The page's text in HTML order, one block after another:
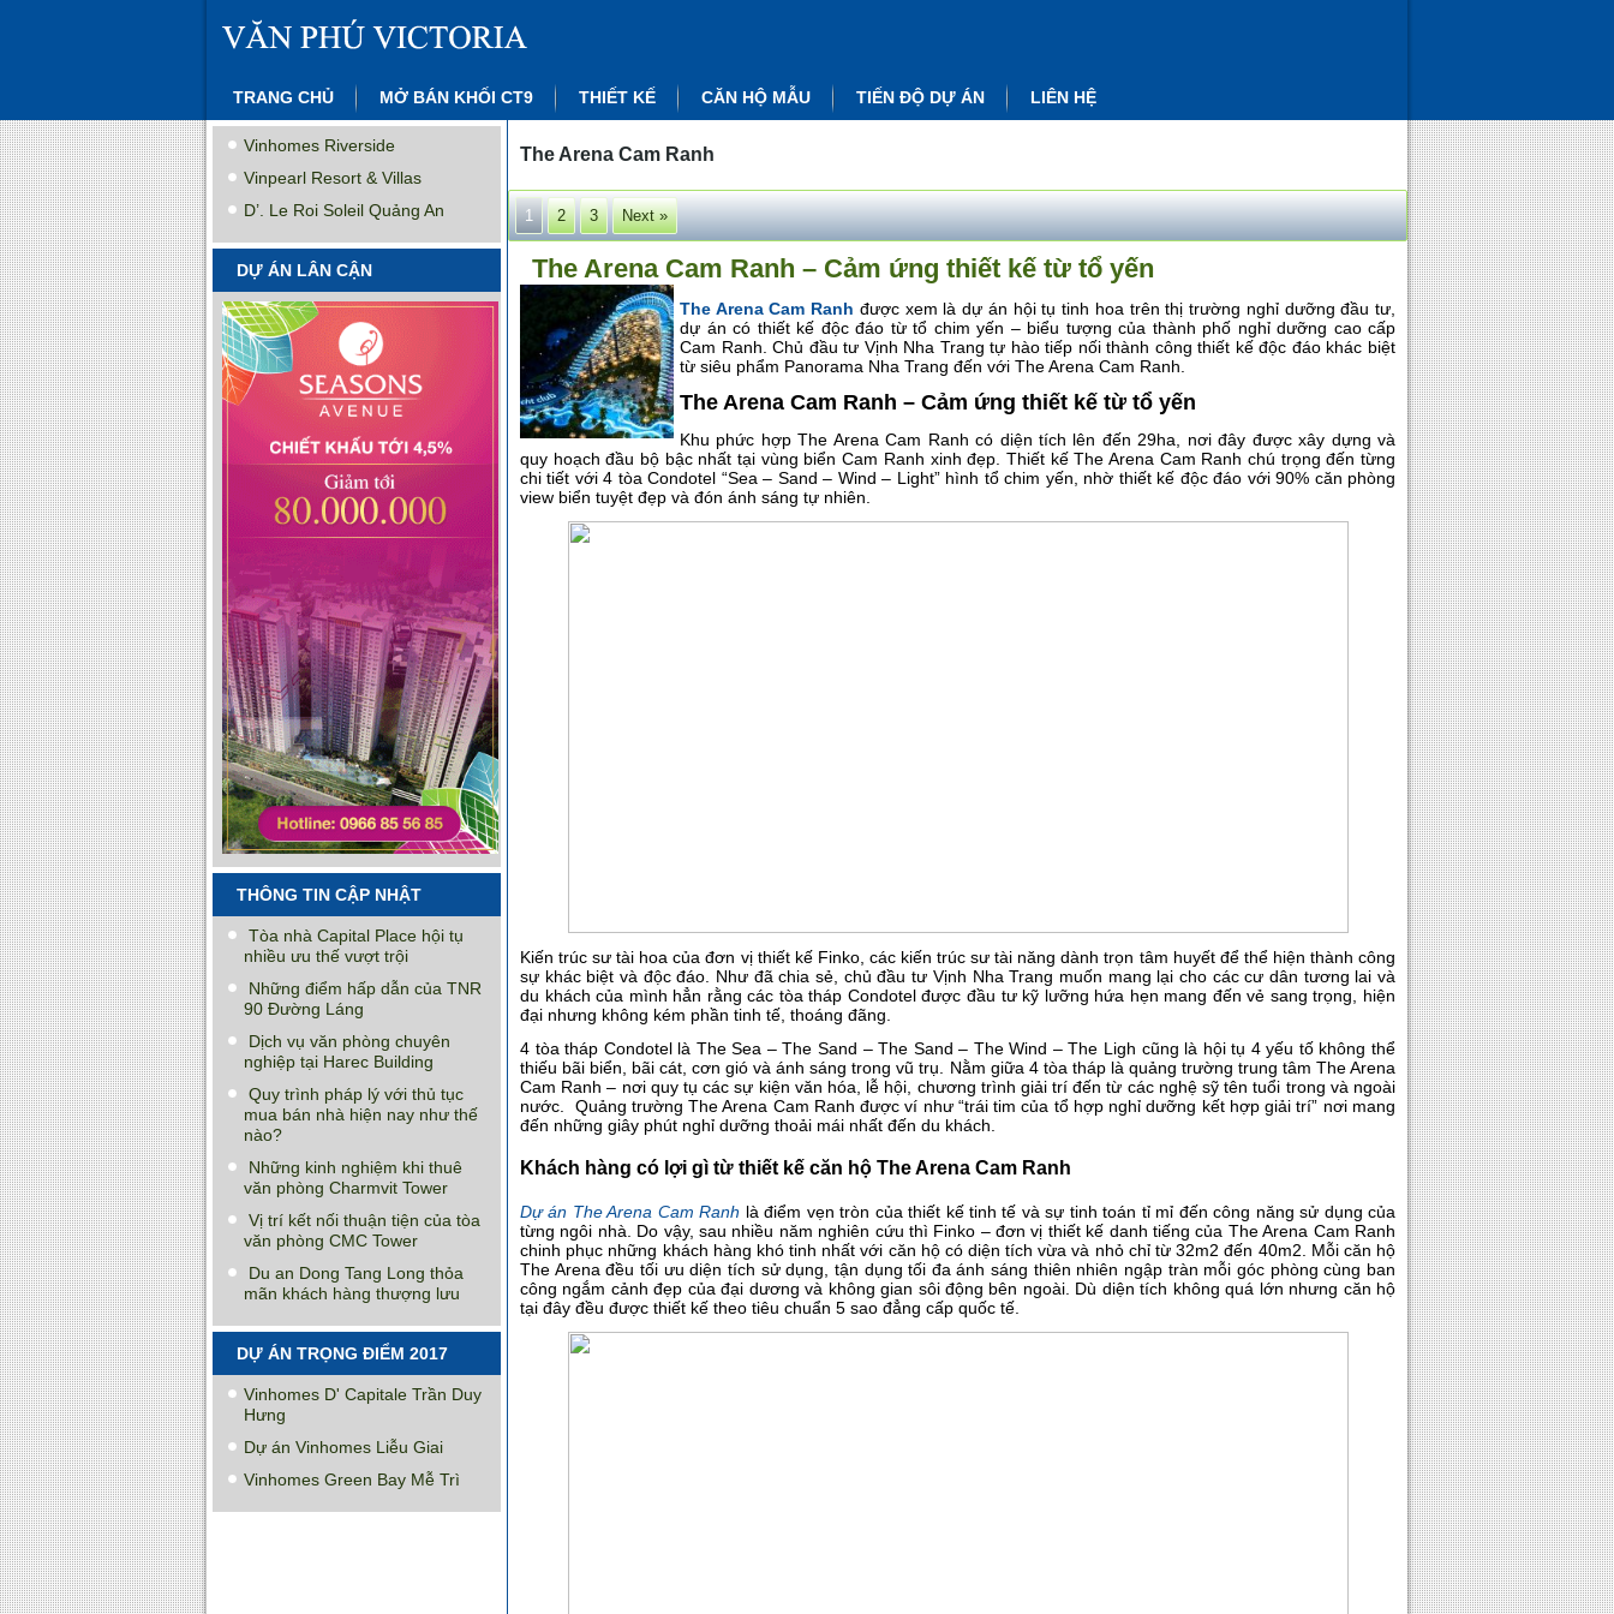
TRANG CHỦ MỞ BÁN KHỐI CT9 THIẾT KẾ CĂN HỘ MẪU TIẾN ĐỘ DỰ ÁN LIÊN HỆ
Vinhomes Riverside
Vinpearl Resort & Villas
D’. Le Roi Soleil Quảng An
DỰ ÁN LÂN CẬN
THÔNG TIN CẬP NHẬT
Tòa nhà Capital Place hội tụ
nhiều ưu thế vượt trội
Những điểm hấp dẫn của TNR
90 Đường Láng
Dịch vụ văn phòng chuyên
nghiệp tại Harec Building
Quy trình pháp lý với thủ tục
mua bán nhà hiện nay như thế
nào?
Những kinh nghiệm khi thuê
văn phòng Charmvit Tower
Vị trí kết nối thuận tiện của tòa
văn phòng CMC Tower
Du an Dong Tang Long thỏa
mãn khách hàng thượng lưu
DỰ ÁN TRỌNG ĐIỂM 2017
Vinhomes D' Capitale Trần Duy
Hưng
Dự án Vinhomes Liễu Giai
Vinhomes Green Bay Mễ Trì
The Arena Cam Ranh
1 2 3 Next »
The Arena Cam Ranh – Cảm ứng thiết kế từ tổ yến
The Arena Cam Ranh được xem là dự án hội tụ tinh hoa trên thị trường nghỉ dưỡng đầu tư,
dự án có thiết kế độc đáo từ tổ chim yến – biểu tượng của thành phố nghỉ dưỡng cao cấp
Cam Ranh. Chủ đầu tư Vịnh Nha Trang tự hào tiếp nối thành công thiết kế độc đáo khác biệt
từ siêu phẩm Panorama Nha Trang đến với The Arena Cam Ranh.
The Arena Cam Ranh – Cảm ứng thiết kế từ tổ yến
Khu phức hợp The Arena Cam Ranh có diện tích lên đến 29ha, nơi đây được xây dựng và
quy hoạch đầu bộ bậc nhất tại vùng biển Cam Ranh xinh đẹp. Thiết kế The Arena Cam Ranh chú trọng đến từng
chi tiết với 4 tòa Condotel “Sea – Sand – Wind – Light” hình tổ chim yến, nhờ thiết kế độc đáo với 90% căn phòng
view biển tuyệt đẹp và đón ánh sáng tự nhiên.
Kiến trúc sư tài hoa của đơn vị thiết kế Finko, các kiến trúc sư tài năng dành trọn tâm huyết để thể hiện thành công
sự khác biệt và độc đáo. Như đã chia sẻ, chủ đầu tư Vịnh Nha Trang muốn mang lại cho các cư dân tương lai và
du khách của mình hẳn rằng các tòa tháp Condotel được đầu tư kỹ lưỡng hứa hẹn mang đến vẻ sang trọng, hiện
đại nhưng không kém phần tinh tế, thoáng đãng.
4 tòa tháp Condotel là The Sea – The Sand – The Sand – The Wind – The Ligh cũng là hội tụ 4 yếu tố không thể
thiếu bãi biển, bãi cát, cơn gió và ánh sáng trong vũ trụ. Nằm giữa 4 tòa tháp là quảng trường trung tâm The Arena
Cam Ranh – nơi quy tụ các sự kiện văn hóa, lễ hội, chương trình giải trí đến từ các nghệ sỹ tên tuổi trong và ngoài
nước. Quảng trường The Arena Cam Ranh được ví như “trái tim của tổ hợp nghỉ dưỡng kết hợp giải trí” nơi mang
đến những giây phút nghỉ dưỡng thoải mái nhất đến du khách.
Khách hàng có lợi gì từ thiết kế căn hộ The Arena Cam Ranh
Dự án The Arena Cam Ranh là điểm vẹn tròn của thiết kế tinh tế và sự tinh toán tỉ mỉ đến công năng sử dụng của
từng ngôi nhà. Do vậy, sau nhiều năm nghiên cứu thì Finko – đơn vị thiết kế danh tiếng của The Arena Cam Ranh
chinh phục những khách hàng khó tinh nhất với căn hộ có diện tích vừa và nhỏ chỉ từ 32m2 đến 40m2. Mỗi căn hộ
The Arena đều tối ưu diện tích sử dụng, tận dụng tối đa ánh sáng thiên nhiên ngập tràn mỗi góc phòng cùng ban
công ngắm cảnh đẹp của đại dương và không gian sôi động bên ngoài. Dù diện tích không quá lớn nhưng căn hộ
tại đây đều được thiết kế theo tiêu chuẩn 5 sao đẳng cấp quốc tế.